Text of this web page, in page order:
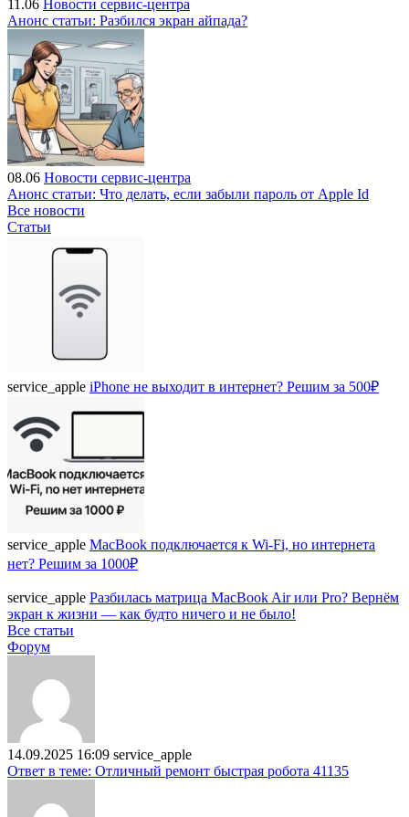
11.06 Новости сервис-центра
Анонс статьи: Разбился экран айпада?
08.06 Новости сервис-центра
Анонс статьи: Что делать, если забыли пароль от Apple Id
Все новости
Статьи
service_apple iPhone не выходит в интернет? Решим за 500₽
service_apple MacBook подключается к Wi-Fi, но интернета
нет? Решим за 1000₽
service_apple Разбилась матрица MacBook Air или Pro? Вернём
экран к жизни — как будто ничего и не было!
Все статьи
Форум
14.09.2025 16:09 service_apple
Ответ в теме: Отличный ремонт быстрая робота 41135